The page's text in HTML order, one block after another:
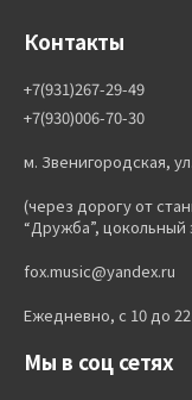
Контакты
+7(931)267-29-49
+7(930)006-70-30
м. Звенигородская,
(через дорогу от
“Дружба”, цокольный
fox.music@yandex.ru
Ежедневно, с 10 до 22
Мы в соц сетях